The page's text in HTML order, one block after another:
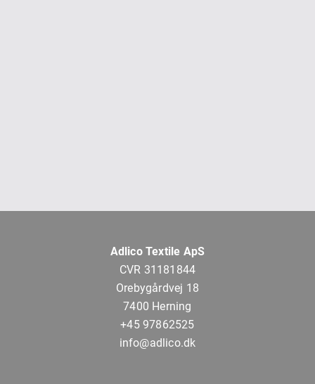
Adlico Textile ApS
CVR 31181844
Orebygårdvej 18
7400 Herning
+45 97862525
info@adlico.dk